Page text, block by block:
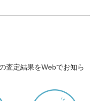
査定結果をWebでお知ら